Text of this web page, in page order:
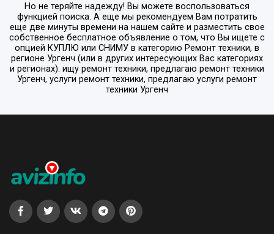
Но не теряйте надежду! Вы можете воспользоваться
функцией поиска. А еще мы рекомендуем Вам потратить
еще две минуты времени на нашем сайте и разместить свое
собственное бесплатное объявление о том, что Вы ищете с
опцией КУПЛЮ или СНИМУ в категорию Ремонт техники, в
регионе Ургенч (или в других интересующих Вас категориях
и регионах). ищу ремонт техники, предлагаю ремонт техники
Ургенч, услуги ремонт техники, предлагаю услуги ремонт
техники Ургенч